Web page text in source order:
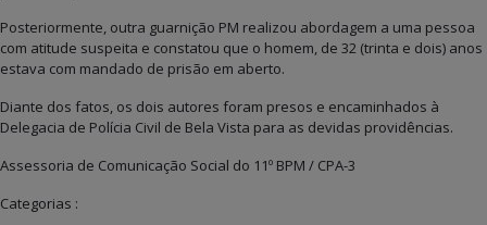
Posteriormente, outra guarnição PM realizou abordagem a uma pessoa
com atitude suspeita e constatou que o homem, de 32 (trinta e dois) anos
estava com mandado de prisão em aberto.
Diante dos fatos, os dois autores foram presos e encaminhados à
Delegacia de Polícia Civil de Bela Vista para as devidas providências.
Assessoria de Comunicação Social do 11º BPM / CPA-3
Categorias :